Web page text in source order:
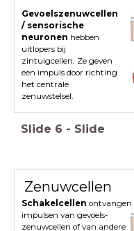
Gevoelszenuwcellen
/ sensorische
neuronen hebben
uitlopers bij
zintuigcellen. Ze geven
een impuls door richting
het centrale
zenuwstelsel.
Slide 6 - Slide
Zenuwcellen
Schakelcellen ontvangen
impulsen van gevoels-
zenuwcellen of van andere